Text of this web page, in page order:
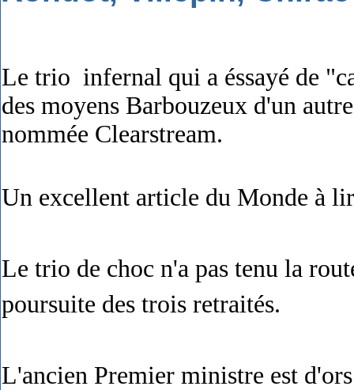
Le trio infernal qui a éssayé de
des moyens Barbouzeux d'un
nommée Clearstream.
Un excellent article du Monde à
Le trio de choc n'a pas tenu la
poursuite des trois retraités.
L'ancien Premier ministre est